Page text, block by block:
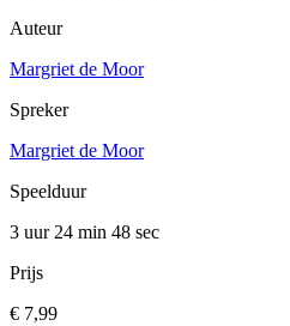
Auteur
Margriet de Moor
Spreker
Margriet de Moor
Speelduur
3 uur 24 min 48 sec
Prijs
€ 7,99